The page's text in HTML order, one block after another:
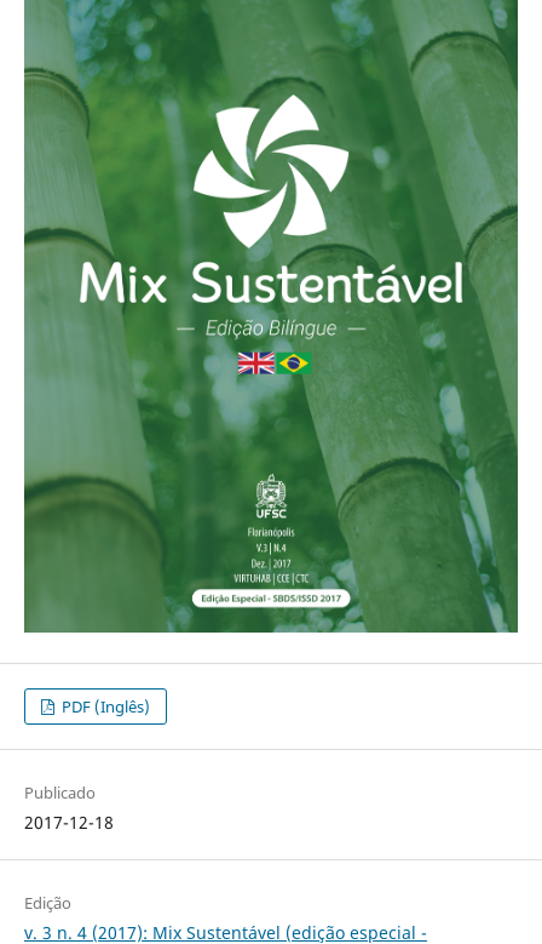
PDF (Inglês)
Publicado
2017-12-18
Edição
v. 3 n. 4 (2017): Mix Sustentável (edição especial -